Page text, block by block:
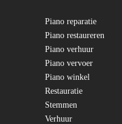
Piano reparatie
Piano restaureren
Piano verhuur
Piano vervoer
Piano winkel
Restauratie
Stemmen
Verhuur